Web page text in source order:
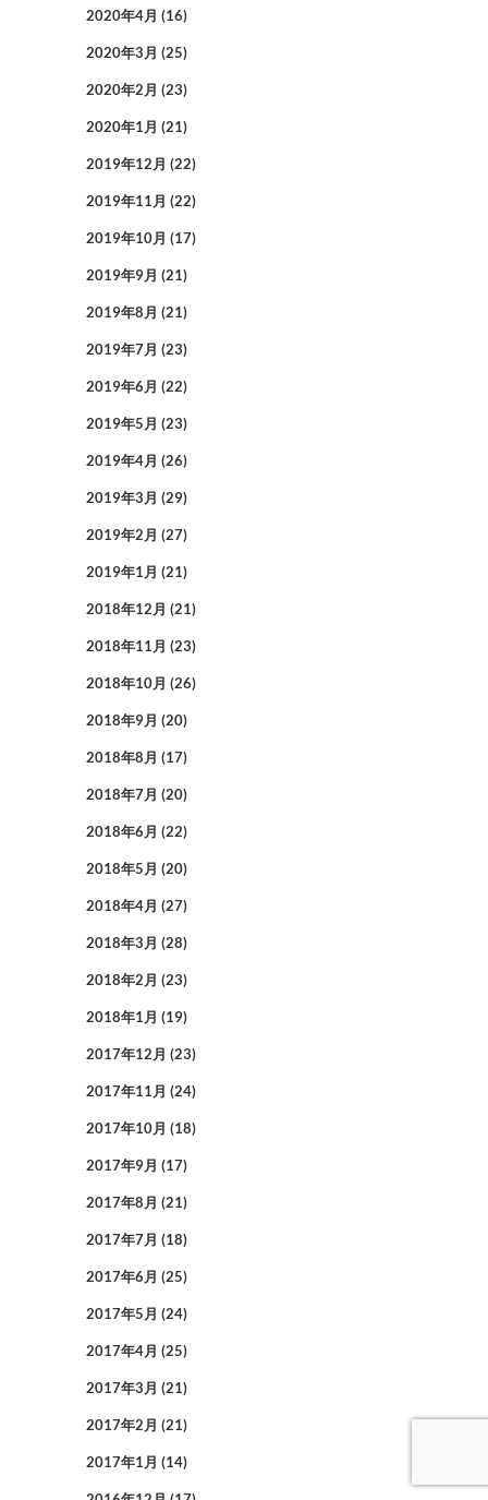
2020年4月 (16)
2020年3月 (25)
2020年2月 (23)
2020年1月 (21)
2019年12月 (22)
2019年11月 (22)
2019年10月 (17)
2019年9月 (21)
2019年8月 (21)
2019年7月 (23)
2019年6月 (22)
2019年5月 (23)
2019年4月 (26)
2019年3月 (29)
2019年2月 (27)
2019年1月 (21)
2018年12月 (21)
2018年11月 (23)
2018年10月 (26)
2018年9月 (20)
2018年8月 (17)
2018年7月 (20)
2018年6月 (22)
2018年5月 (20)
2018年4月 (27)
2018年3月 (28)
2018年2月 (23)
2018年1月 (19)
2017年12月 (23)
2017年11月 (24)
2017年10月 (18)
2017年9月 (17)
2017年8月 (21)
2017年7月 (18)
2017年6月 (25)
2017年5月 (24)
2017年4月 (25)
2017年3月 (21)
2017年2月 (21)
2017年1月 (14)